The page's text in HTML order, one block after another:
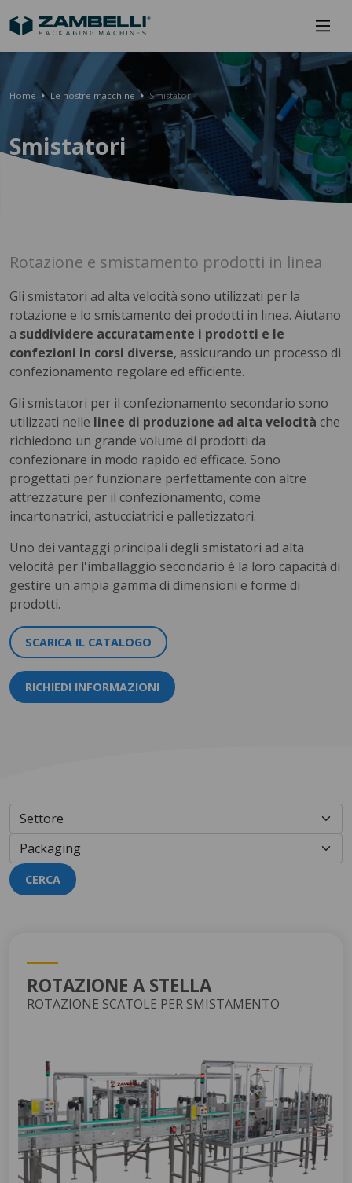
Home Le nostre macchine Smistatori
Smistatori
Rotazione e smistamento prodotti in linea
Gli smistatori ad alta velocità sono utilizzati per la
rotazione e lo smistamento dei prodotti in linea. Aiutano
a suddividere accuratamente i prodotti e le
confezioni in corsi diverse, assicurando un processo di
confezionamento regolare ed efficiente.
Gli smistatori per il confezionamento secondario sono
utilizzati nelle linee di produzione ad alta velocità che
richiedono un grande volume di prodotti da
confezionare in modo rapido ed efficace. Sono
progettati per funzionare perfettamente con altre
attrezzature per il confezionamento, come
incartonatrici, astucciatrici e palletizzatori.
Uno dei vantaggi principali degli smistatori ad alta
velocità per l'imballaggio secondario è la loro capacità di
gestire un'ampia gamma di dimensioni e forme di
prodotti.
SCARICA IL CATALOGO
RICHIEDI INFORMAZIONI
CERCA
ROTAZIONE A STELLA
ROTAZIONE SCATOLE PER SMISTAMENTO